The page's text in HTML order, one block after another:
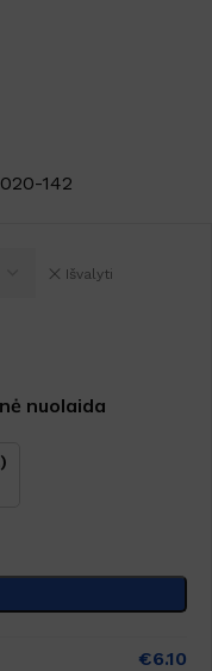
142
Išvalyti
nuolaida
€6.10